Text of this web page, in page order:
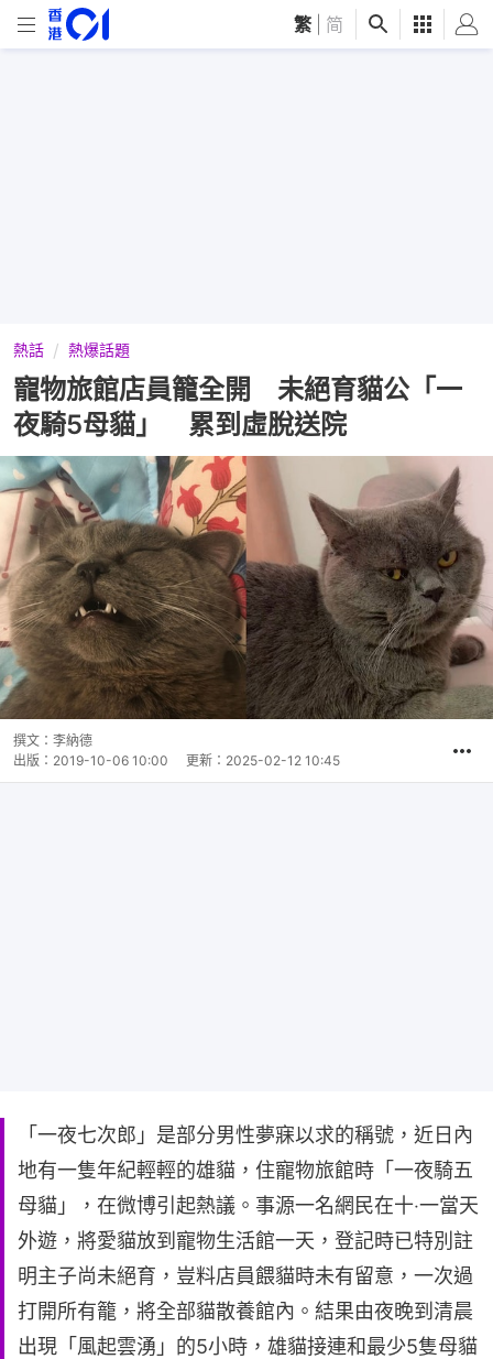
繁 简
熱話 熱爆話題
寵物旅館店員籠全開 未絕育貓公「一
夜騎5母貓」 累到虛脫送院
撰文： 李納德
出版： 2019-10-06 10:00 更新： 2025-02-12 10:45
「一夜七次郎」是部分男性夢寐以求的稱號，近日內
地有一隻年紀輕輕的雄貓，住寵物旅館時「一夜騎五
母貓」，在微博引起熱議。事源一名網民在十‧一當天
外遊，將愛貓放到寵物生活館一天，登記時已特別註
明主子尚未絕育，豈料店員餵貓時未有留意，一次過
打開所有籠，將全部貓散養館內。結果由夜晚到清晨
出現「風起雲湧」的5小時，雄貓接連和最少5隻母貓